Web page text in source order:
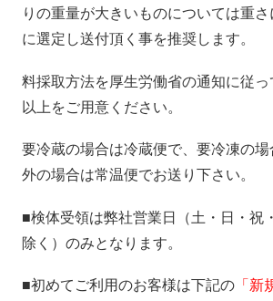
りの重量が大きいものについては重
に選定し送付頂く事を推奨します。
料採取方法を厚生労働省の通知に従
以上をご用意ください。
要冷蔵の場合は冷蔵便で、要冷凍の
外の場合は常温便でお送り下さい。
■検体受領は弊社営業日（土・日・祝
除く）のみとなります。
■初めてご利用のお客様は下記の 「